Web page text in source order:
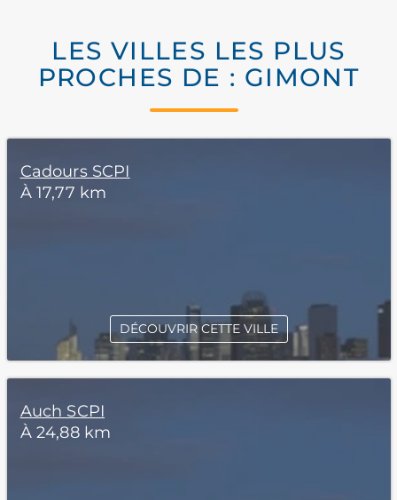
LES VILLES LES PLUS
PROCHES DE : GIMONT
Cadours SCPI
À 17,77 km
DÉCOUVRIR CETTE VILLE
Auch SCPI
À 24,88 km